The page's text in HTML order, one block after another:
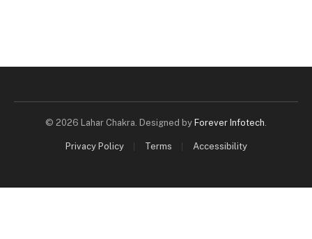
© 2026 Lahar Chakra. Designed by Forever Infotech.
Privacy Policy Terms Accessibility